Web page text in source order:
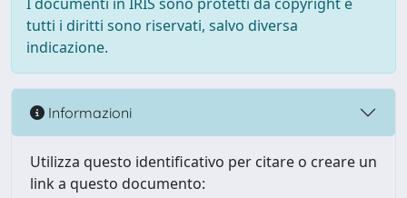
tutti i diritti sono riservati, salvo diversa
indicazione.
Informazioni
Utilizza questo identificativo per citare o creare un
link a questo documento: